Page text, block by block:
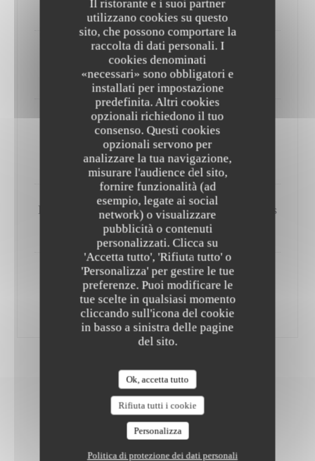
Il ristorante e i suoi partner
utilizzano cookies su questo
sito, che possono comportare la
raccolta di dati personali. I
cookies denominati
«necessari» sono obbligatori e
installati per impostazione
predefinita. Altri cookies
opzionali richiedono il tuo
consenso. Questi cookies
opzionali servono per
analizzare la tua navigazione,
misurare l'audience del sito,
fornire funzionalità (ad
esempio, legate ai social
network) o visualizzare
pubblicità o contenuti
personalizzati. Clicca su
'Accetta tutto', 'Rifiuta tutto' o
'Personalizza' per gestire le tue
preferenze. Puoi modificare le
tue scelte in qualsiasi momento
cliccando sull'icona del cookie
in basso a sinistra delle pagine
del sito.
Ok, accetta tutto
Rifiuta tutti i cookie
Personalizza
Politica di protezione dei dati personali
50,00 EUR
Tarbot - béarnaise van kreeft - kropsla
59,00 EUR
Cote a l'os 'Holstein' - Friet -kropsla
Per 2 personen sauce Robert, Bearnaise of Mergjus
55,00 EUR
Dikke zeetong Meuniere - Witloofsla - Frietjes
60,00 EUR
Cote a l'os 'Holstein' - Friet -kropsla
Per 2 personen sauce Robert, Bearnaise of Mergjus
55,00 EUR
WILFORD T MENU
Maandmenu
WILFORD T